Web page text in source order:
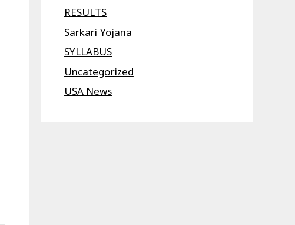
RESULTS
Sarkari Yojana
SYLLABUS
Uncategorized
USA News